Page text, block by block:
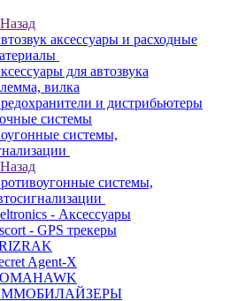
Назад
аксессуары и расходные
для автозвука
вилка
и дистрибьютеры
системы
системы,
Назад
системы,
- Аксессуары
- GPS трекеры
Agent-X